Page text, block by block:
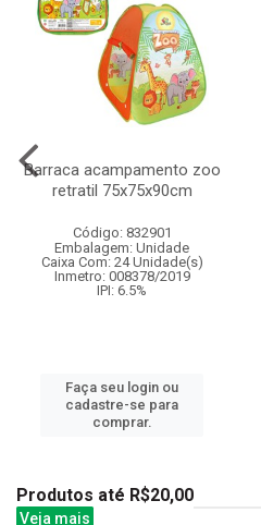
Barraca acampamento zoo
retratil 75x75x90cm
Código: 832901
Embalagem: Unidade
Caixa Com: 24 Unidade(s)
Inmetro: 008378/2019
IPI: 6.5%
Faça seu login ou
cadastre-se para
comprar.
Produtos até R$20,00
Veja mais